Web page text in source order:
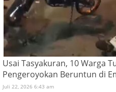
Usai Tasyakuran, 10 Warga
Pengeroyokan Beruntun di
Juli 22, 2026 6:43 am